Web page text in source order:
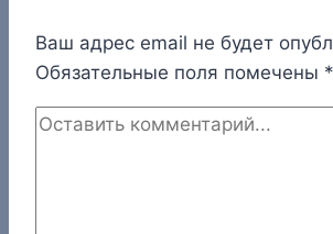
Ваш адрес email не будет
Обязательные поля помечены *